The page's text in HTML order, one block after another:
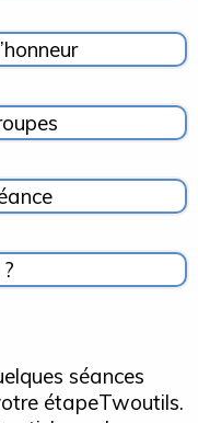
séances
étapeTwoutils.